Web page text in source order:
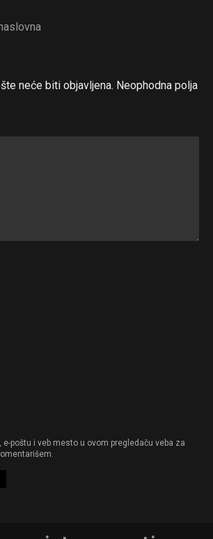
neće biti objavljena. Neophodna polja
e-poštu i veb mesto u ovom pregledaču veba za